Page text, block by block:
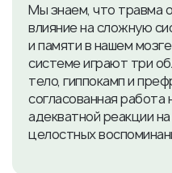
Мы знаем, что травма
влияние на сложную
и памяти в нашем
системе играют три
тело, гиппокамп и
согласованная
адекватной реакции
целостных